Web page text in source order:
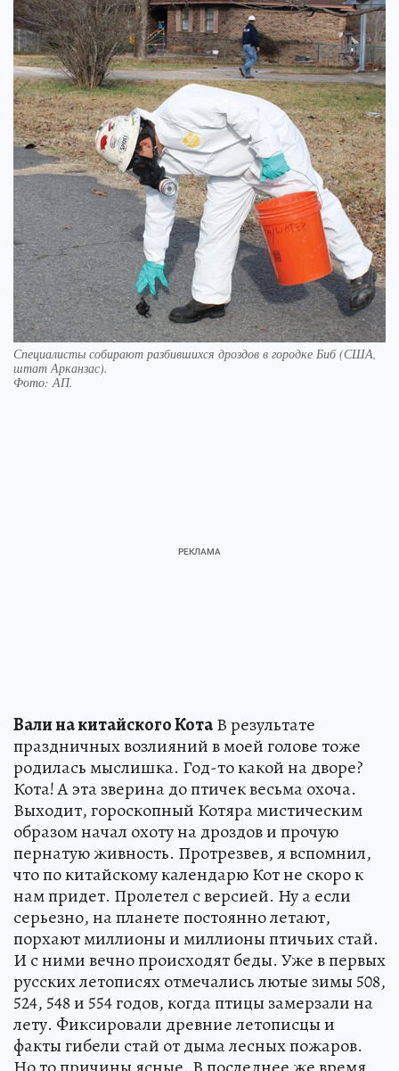
Специалисты собирают разбившихся дроздов в городке Биб (США,
штат Арканзас).
Фото: АП.
Вали на китайского КотаВ результате
праздничных возлияний в моей голове тоже
родилась мыслишка. Год-то какой на дворе?
Кота! А эта зверина до птичек весьма охоча.
Выходит, гороскопный Котяра мистическим
образом начал охоту на дроздов и прочую
пернатую живность. Протрезвев, я вспомнил,
что по китайскому календарю Кот не скоро к
нам придет. Пролетел с версией. Ну а если
серьезно, на планете постоянно летают,
порхают миллионы и миллионы птичьих стай.
И с ними вечно происходят беды. Уже в первых
русских летописях отмечались лютые зимы 508,
524, 548 и 554 годов, когда птицы замерзали на
лету. Фиксировали древние летописцы и
факты гибели стай от дыма лесных пожаров.